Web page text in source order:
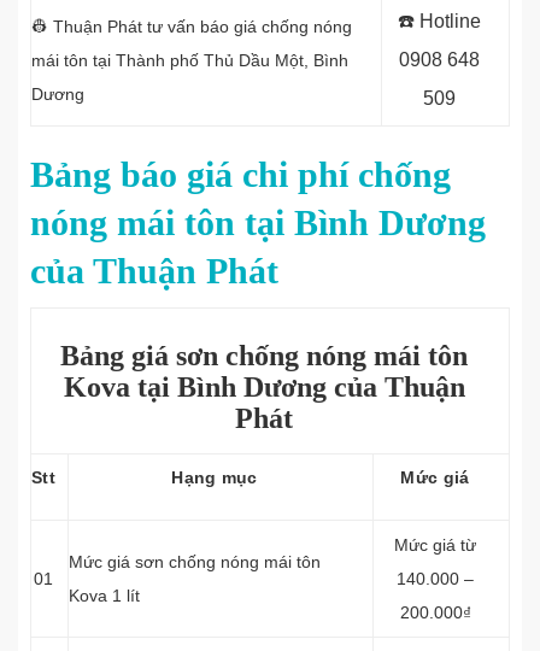
👷 Thuận Phát tư vấn báo giá chống nóng
mái tôn tại Thành phố Thủ Dầu Một, Bình
Dương
☎️ Hotline
0908 648
509
Bảng báo giá chi phí chống
nóng mái tôn tại Bình Dương
của Thuận Phát
Bảng giá sơn chống nóng mái tôn
Kova tại Bình Dương của Thuận
Phát
Stt Hạng mục Mức giá
01
Mức giá sơn chống nóng mái tôn
Kova 1 lít
Mức giá từ
140.000 –
200.000₫